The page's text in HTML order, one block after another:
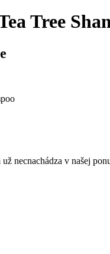
Tree
necnachádza v našej